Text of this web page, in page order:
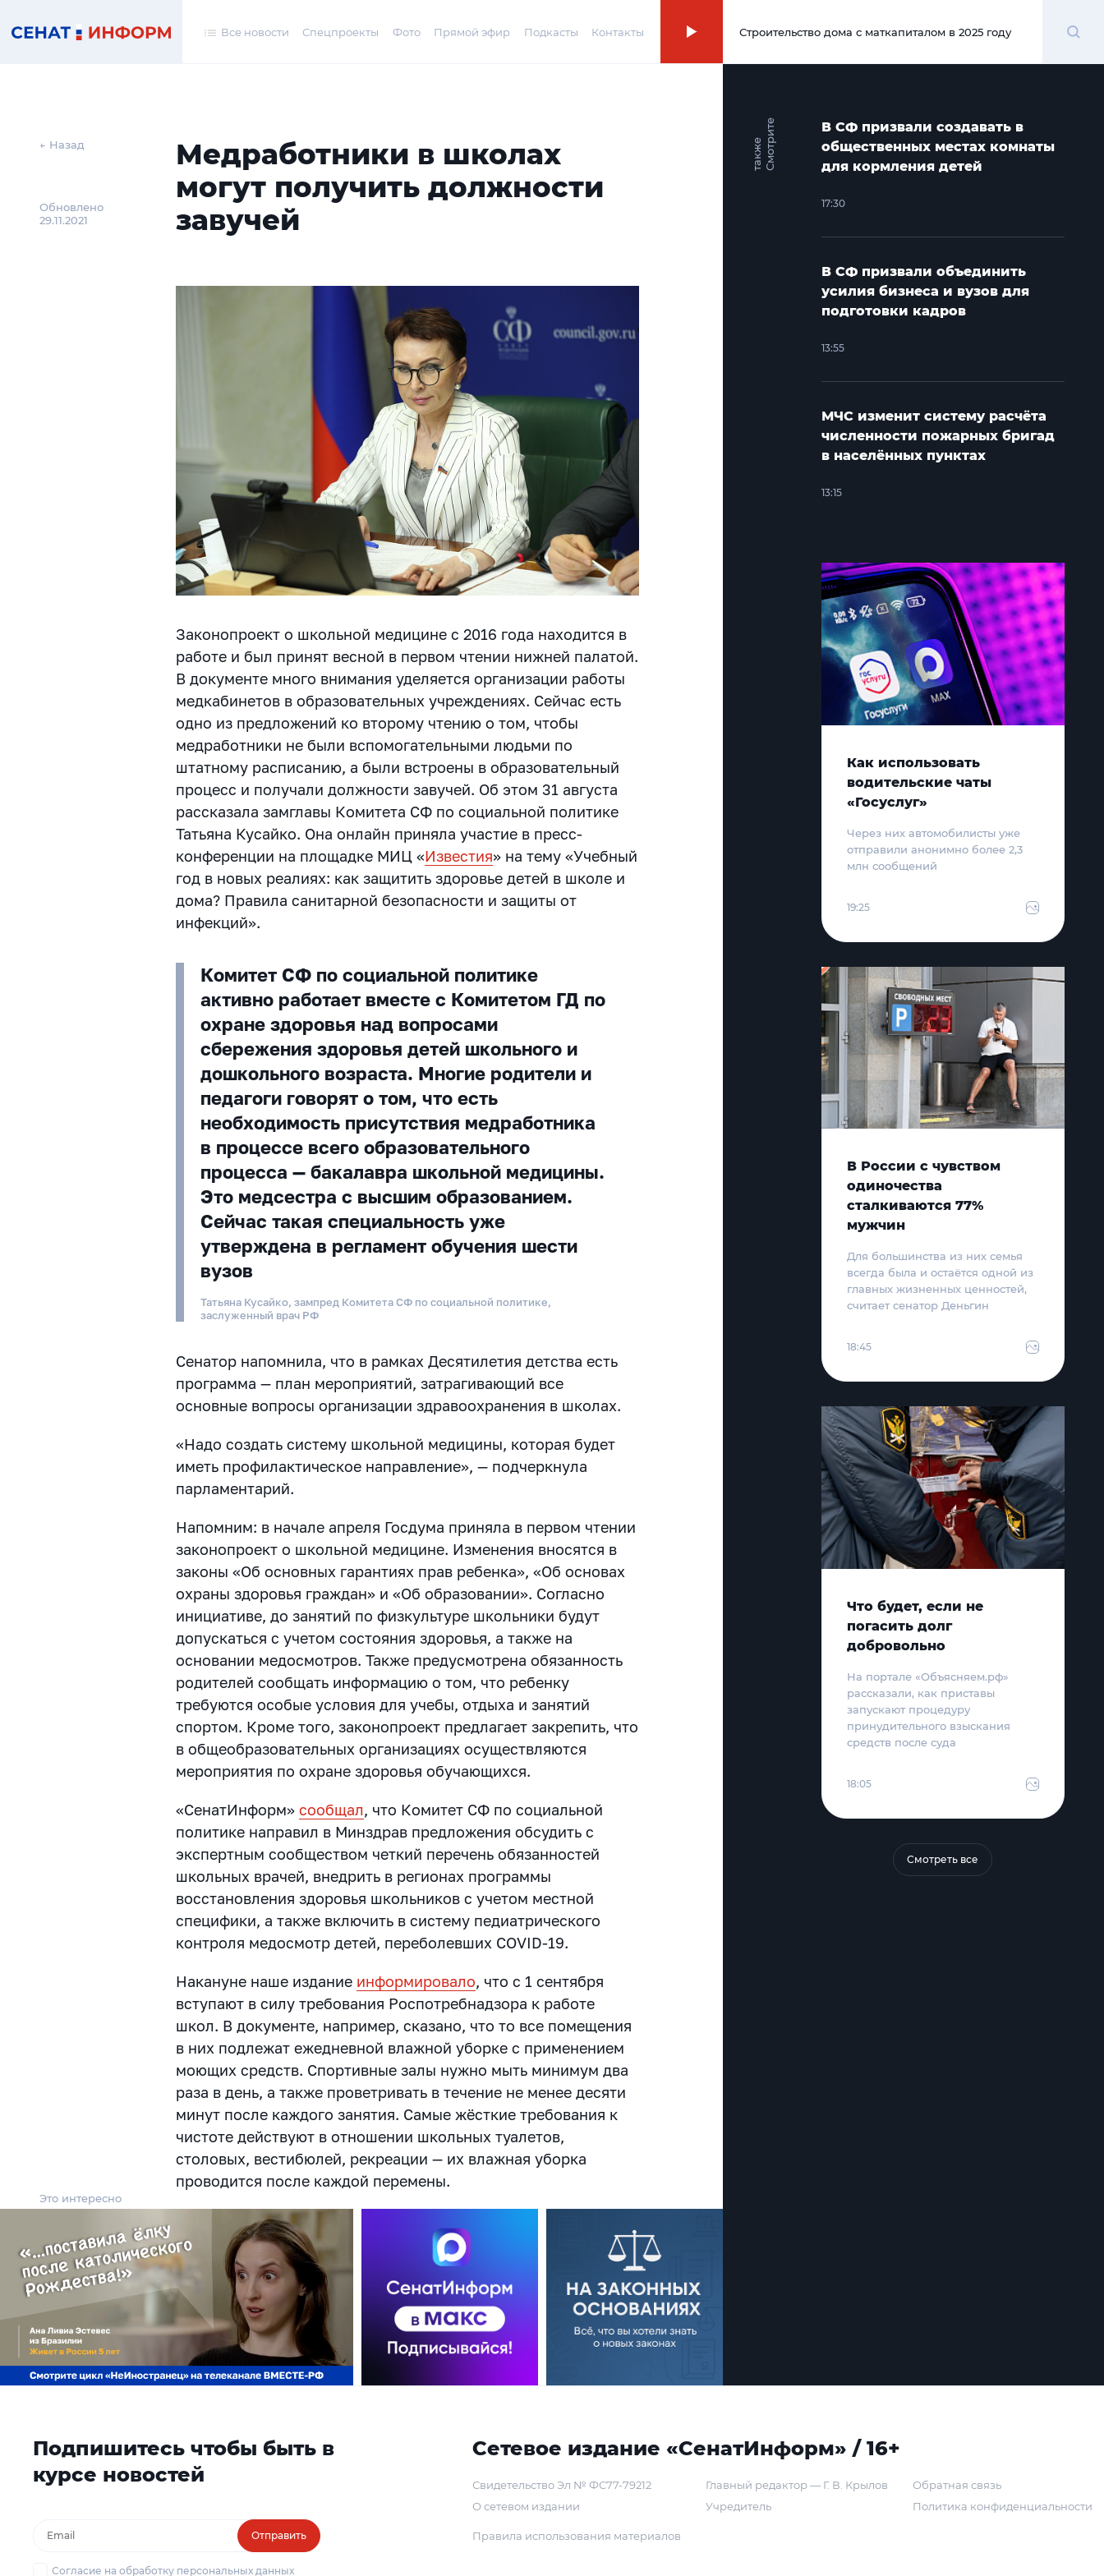
Все новости Спецпроекты Фото Прямой эфир Подкасты Контакты 00:00
Строительство дома с маткапиталом в 2025 году
← Назад
Обновлено
29.11.2021
Медработники в школах
могут получить должности
завучей
Законопроект о школьной медицине с 2016 года находится в
работе и был принят весной в первом чтении нижней палатой.
В документе много внимания уделяется организации работы
медкабинетов в образовательных учреждениях. Сейчас есть
одно из предложений ко второму чтению о том, чтобы
медработники не были вспомогательными людьми по
штатному расписанию, а были встроены в образовательный
процесс и получали должности завучей. Об этом 31 августа
рассказала замглавы Комитета СФ по социальной политике
Татьяна Кусайко. Она онлайн приняла участие в пресс-
конференции на площадке МИЦ «Известия» на тему «Учебный
год в новых реалиях: как защитить здоровье детей в школе и
дома? Правила санитарной безопасности и защиты от
инфекций».
Комитет СФ по социальной политике
активно работает вместе с Комитетом ГД по
охране здоровья над вопросами
сбережения здоровья детей школьного и
дошкольного возраста. Многие родители и
педагоги говорят о том, что есть
необходимость присутствия медработника
в процессе всего образовательного
процесса — бакалавра школьной медицины.
Это медсестра с высшим образованием.
Сейчас такая специальность уже
утверждена в регламент обучения шести
вузов
Татьяна Кусайко, зампред Комитета СФ по социальной политике,
заслуженный врач РФ
Сенатор напомнила, что в рамках Десятилетия детства есть
программа — план мероприятий, затрагивающий все
основные вопросы организации здравоохранения в школах.
«Надо создать систему школьной медицины, которая будет
иметь профилактическое направление», — подчеркнула
парламентарий.
Напомним: в начале апреля Госдума приняла в первом чтении
законопроект о школьной медицине. Изменения вносятся в
законы «Об основных гарантиях прав ребенка», «Об основах
охраны здоровья граждан» и «Об образовании». Согласно
инициативе, до занятий по физкультуре школьники будут
допускаться с учетом состояния здоровья, а также на
основании медосмотров. Также предусмотрена обязанность
родителей сообщать информацию о том, что ребенку
требуются особые условия для учебы, отдыха и занятий
спортом. Кроме того, законопроект предлагает закрепить, что
в общеобразовательных организациях осуществляются
мероприятия по охране здоровья обучающихся.
«СенатИнформ»сообщал, что Комитет СФ по социальной
политике направил в Минздрав предложения обсудить с
экспертным сообществом четкий перечень обязанностей
школьных врачей, внедрить в регионах программы
восстановления здоровья школьников с учетом местной
специфики, а также включить в систему педиатрического
контроля медосмотр детей, переболевших COVID-19.
Накануне наше издание информировало, что с 1 сентября
вступают в силу требования Роспотребнадзора к работе
школ. В документе, например, сказано, что то все помещения
в них подлежат ежедневной влажной уборке с применением
моющих средств. Спортивные залы нужно мыть минимум два
раза в день, а также проветривать в течение не менее десяти
минут после каждого занятия. Самые жёсткие требования к
чистоте действуют в отношении школьных туалетов,
столовых, вестибюлей, рекреации — их влажная уборка
проводится после каждой перемены.
Это интересно
С
м
о
т
р и
т
е
т
а
к
ж
е
В СФ призвали создавать в
общественных местах комнаты
для кормления детей
17:30
В СФ призвали объединить
усилия бизнеса и вузов для
подготовки кадров
13:55
МЧС изменит систему расчёта
численности пожарных бригад
в населённых пунктах
13:15
Как использовать
водительские чаты
«Госуслуг»
Через них автомобилисты уже
отправили анонимно более 2,3
млн сообщений
19:25
В России с чувством
одиночества
сталкиваются 77%
мужчин
Для большинства из них семья
всегда была и остаётся одной из
главных жизненных ценностей,
считает сенатор Деньгин
18:45
Что будет, если не
погасить долг
добровольно
На портале «Объясняем.рф»
рассказали, как приставы
запускают процедуру
принудительного взыскания
средств после суда
18:05
Смотреть все
Подпишитесь чтобы быть в
курсе новостей
Отправить
Согласие на обработку персональных данных
Сетевое издание «СенатИнформ» / 16+
Свидетельство Эл № ФС77-79212
О сетевом издании
Главный редактор — Г. В. Крылов
Учредитель
Обратная связь
Политика конфиденциальности
Правила использования материалов